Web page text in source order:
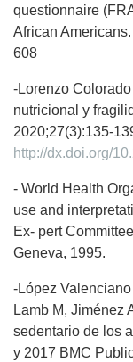
questionnaire
African
608
-Lorenzo
nutricional y
2020;27(3):135-
http://dx.doi.org/
- World Health
use and
Ex- pert
Geneva, 1995.
-López
Lamb M, Jiménez
sedentario de los
y 2017 BMC